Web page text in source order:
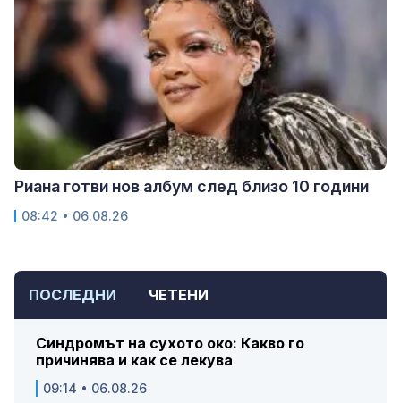
ПОСЛЕДНИ ЧЕТЕНИ
Синдромът на сухото око: Какво го
причинява и как се лекува
09:14 • 06.08.26
Риана готви нов албум след близо 10 години
08:42 • 06.08.26